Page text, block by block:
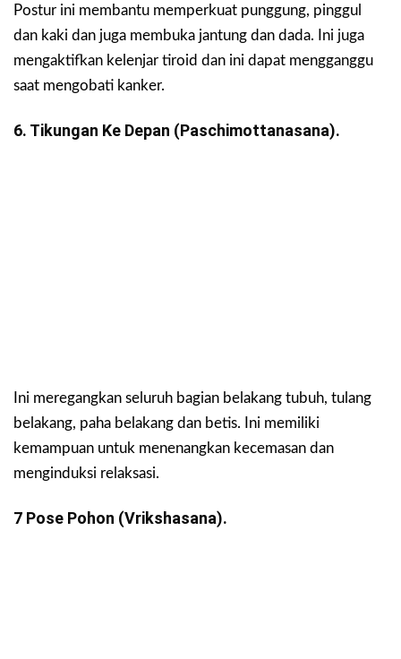
Postur ini membantu memperkuat punggung, pinggul
dan kaki dan juga membuka jantung dan dada. Ini juga
mengaktifkan kelenjar tiroid dan ini dapat mengganggu
saat mengobati kanker.
6. Tikungan Ke Depan (paschimottanasana).
Ini meregangkan seluruh bagian belakang tubuh, tulang
belakang, paha belakang dan betis. Ini memiliki
kemampuan untuk menenangkan kecemasan dan
menginduksi relaksasi.
7 Pose Pohon (Vrikshasana).